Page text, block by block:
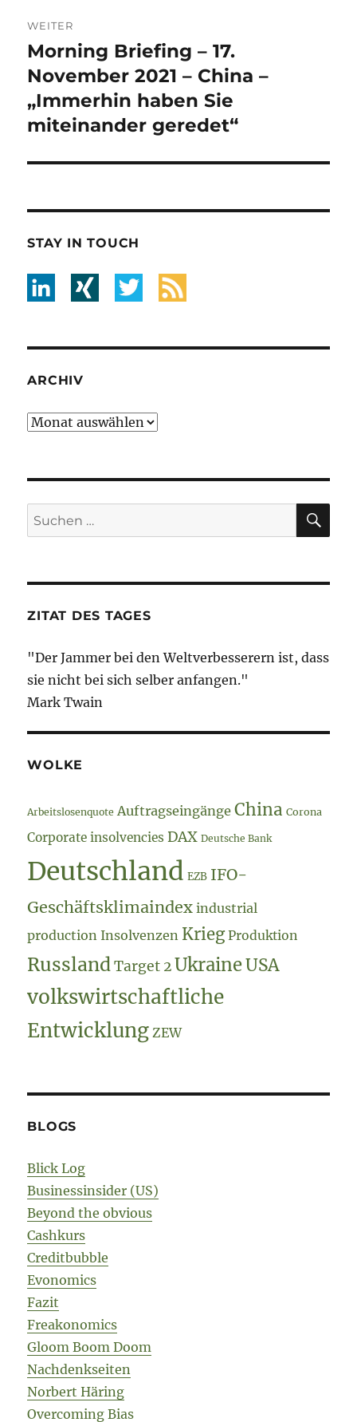
WEITER
Nächster
Beitrag:
Morning Briefing – 17.
November 2021 – China –
„Immerhin haben Sie
miteinander geredet“
STAY IN TOUCH
ARCHIV
Archiv
Suche
nach:
ZITAT DES TAGES
"Der Jammer bei den Weltverbesserern ist, dass
sie nicht bei sich selber anfangen."
Mark Twain
WOLKE
Arbeitslosenquote Auftragseingänge China Corona
Corporate insolvencies DAX Deutsche Bank
Deutschland EZB IFO-
Geschäftsklimaindex industrial
production Insolvenzen Krieg Produktion
Russland Target 2 Ukraine USA
volkswirtschaftliche
Entwicklung ZEW
BLOGS
Blick Log
Businessinsider (US)
Beyond the obvious
Cashkurs
Creditbubble
Evonomics
Fazit
Freakonomics
Gloom Boom Doom
Nachdenkseiten
Norbert Häring
Overcoming Bias